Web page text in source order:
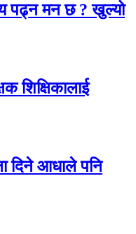
पढ्न मन छ ? खुल्यो
शिक्षिकालाई
दिने आधाले पनि